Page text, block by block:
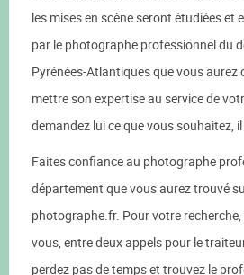
les mises en scène seront étudiées et
par le photographe professionnel du
Pyrénées-Atlantiques que vous aurez
mettre son expertise au service de
demandez lui ce que vous souhaitez,
Faites confiance au photographe
département que vous aurez trouvé
photographe.fr. Pour votre
vous, entre deux appels pour le
perdez pas de temps et trouvez le